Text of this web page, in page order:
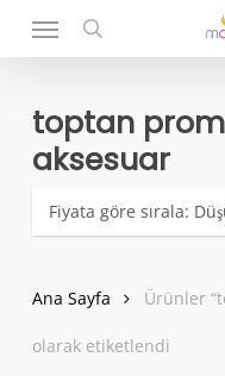
search
Menu
toptan
aksesuar
Ana Sayfa Ürünler
olarak etiketlendi